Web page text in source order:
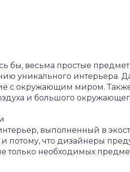
бы, весьма простые
уникального интерьера.
с окружающим миром.
и большого
выполненный в
потому, что дизайнеры
только необходимых